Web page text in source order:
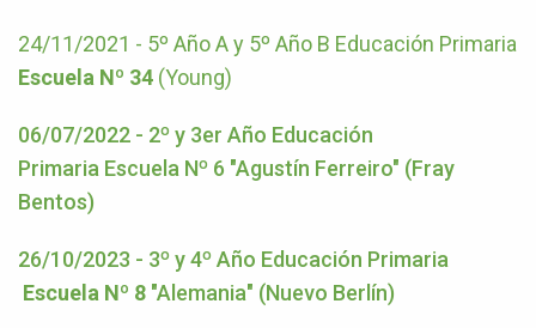
24/11/2021 - 5º Año A y 5º Año B Educación Primaria
Escuela Nº 34 (Young)
06/07/2022 - 2º y 3er Año Educación
Primaria Escuela Nº 6 "Agustín Ferreiro" (Fray
Bentos)
26/10/2023 - 3º y 4º Año Educación Primaria
Escuela Nº 8 "Alemania" (Nuevo Berlín)